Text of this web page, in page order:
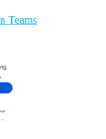
Teams